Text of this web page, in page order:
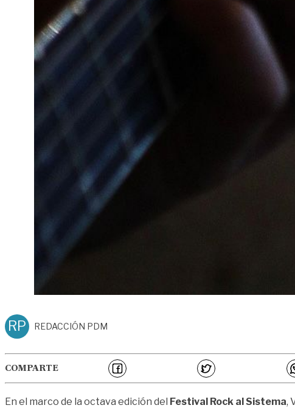
RP REDACCIÓN PDM
COMPARTE
En el marco de la octava edición del Festival Rock al Sistema,